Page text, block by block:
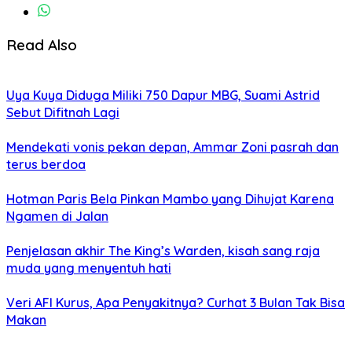
Read Also
Uya Kuya Diduga Miliki 750 Dapur MBG, Suami Astrid
Sebut Difitnah Lagi
Mendekati vonis pekan depan, Ammar Zoni pasrah dan
terus berdoa
Hotman Paris Bela Pinkan Mambo yang Dihujat Karena
Ngamen di Jalan
Penjelasan akhir The King’s Warden, kisah sang raja
muda yang menyentuh hati
Veri AFI Kurus, Apa Penyakitnya? Curhat 3 Bulan Tak Bisa
Makan